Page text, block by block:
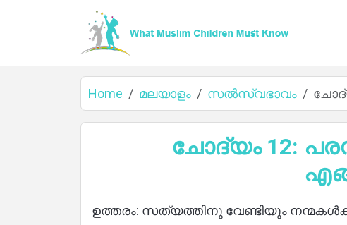
Home മലയാളം സൽസ്വഭാവം
ചോദ്യം 12:
ഉത്തരം: സത്യത്തിനു വേണ്ടിയും